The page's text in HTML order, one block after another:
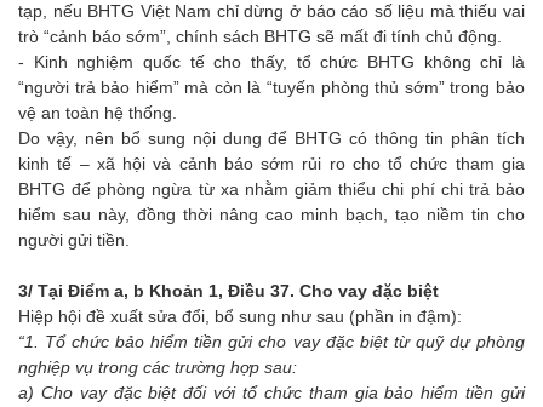
tạp, nếu BHTG Việt Nam chỉ dừng ở báo cáo số liệu mà thiếu vai
trò “cảnh báo sớm”, chính sách BHTG sẽ mất đi tính chủ động.
- Kinh nghiệm quốc tế cho thấy, tổ chức BHTG không chỉ là
“người trả bảo hiểm” mà còn là “tuyến phòng thủ sớm” trong bảo
vệ an toàn hệ thống.
Do vậy, nên bổ sung nội dung để BHTG có thông tin phân tích
kinh tế – xã hội và cảnh báo sớm rủi ro cho tổ chức tham gia
BHTG để phòng ngừa từ xa nhằm giảm thiểu chi phí chi trả bảo
hiểm sau này, đồng thời nâng cao minh bạch, tạo niềm tin cho
người gửi tiền.
3/ Tại Điểm a, b Khoản 1, Điều 37. Cho vay đặc biệt
Hiệp hội đề xuất sửa đổi, bổ sung như sau (phần in đậm):
“1. Tổ chức bảo hiểm tiền gửi cho vay đặc biệt từ quỹ dự phòng
nghiệp vụ trong các trường hợp sau:
a) Cho vay đặc biệt đối với tổ chức tham gia bảo hiểm tiền gửi